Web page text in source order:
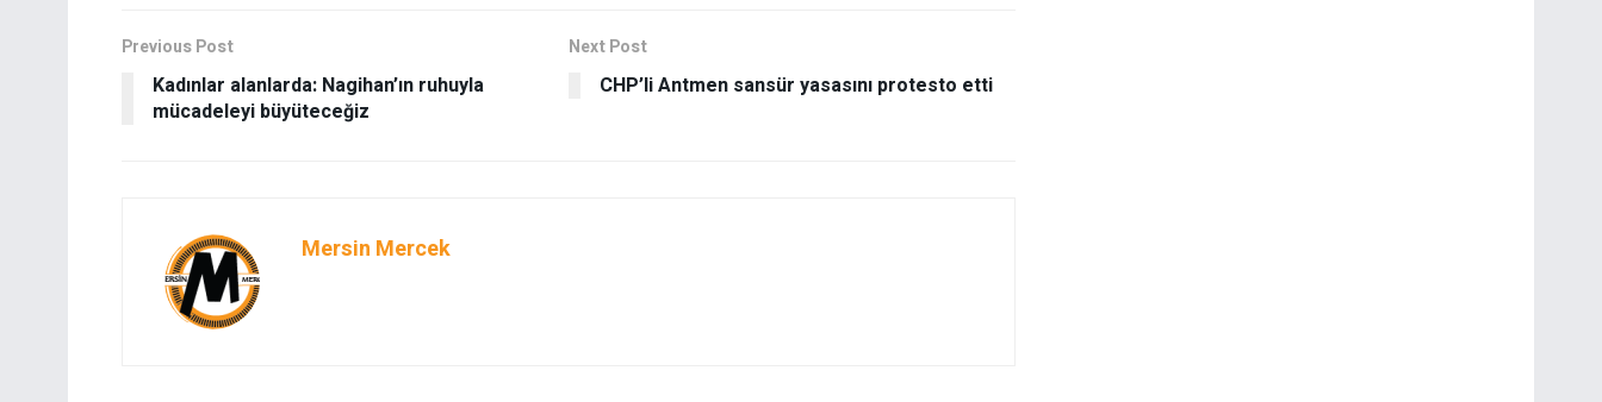
Previous Post
Kadınlar alanlarda: Nagihan’ın ruhuyla
mücadeleyi büyüteceğiz
Next Post
CHP’li Antmen sansür yasasını protesto etti
Mersin Mercek